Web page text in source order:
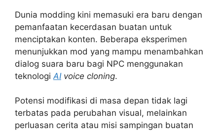
Dunia modding kini memasuki era baru dengan
pemanfaatan kecerdasan buatan untuk
menciptakan konten. Beberapa eksperimen
menunjukkan mod yang mampu menambahkan
dialog suara baru bagi NPC menggunakan
teknologi AIvoice cloning.
Potensi modifikasi di masa depan tidak lagi
terbatas pada perubahan visual, melainkan
perluasan cerita atau misi sampingan buatan